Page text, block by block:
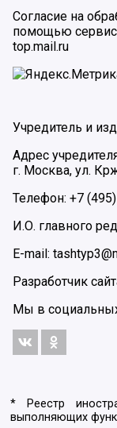
Согласие на
помощью
top.mail.ru
Учредитель и
Адрес
г. Москва, ул.
Телефон: +7
И.О. главного
E-mail:
Разработчик
Мы в
* Реестр
выполняющих